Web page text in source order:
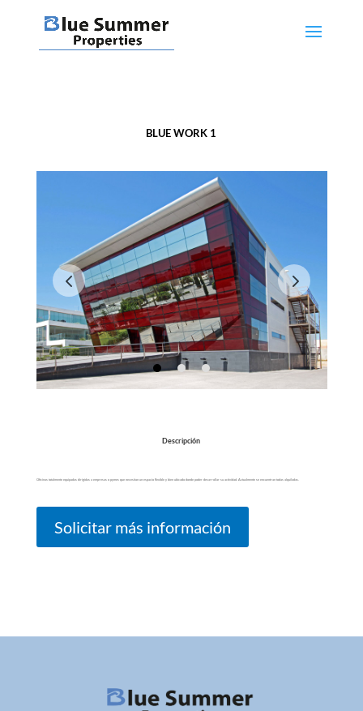
BLUE WORK 1
Descripción
Oficinas totalmente equipadas dirigidas a empresas o pymes que necesitan un espacio flexible y bien ubicado donde poder desarrollar su actividad. Actualmente se encuentran todas alquiladas.
Solicitar más información